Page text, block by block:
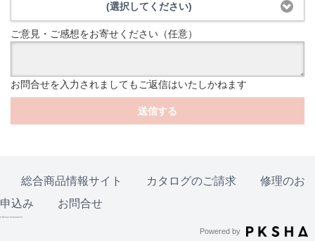
(選択してください)
ご意見・ご感想をお寄せください（任意）
お問合せを入力されましてもご返信はいたしかねます
送信する
総合商品情報サイト カタログのご請求
修理のお
申込み
お問合せ
© Rinnai Corporation.
Powered by